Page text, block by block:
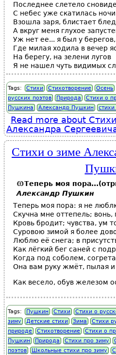
Последнее слетело
С небес уже скатилась ночи
Взошла заря, блистает
А вкруг меня глухое
Уж нет ее... я был у берегов,
Где милая ходила в вечер
На берегу, на зелени лугов
Я не нашел чуть видимых
Tags: Стихи Стихотворение Осень
русских поэтов
Природа Стихи о
Пушкина
Александр Пушкин
Read more about
Александра
Стихи о зиме
Теперь моя
Александр Пушкин
Теперь моя пора: я не
Скучна мне оттепель; вонь,
Кровь бродит; чувства, ум
Суровою зимой я более
Люблю её снега; в
Как лёгкий бег саней с
Когда под соболем,
Она вам руку жмёт, пылая
Как весело, обув железом
Tags: Пушкин Стихи Стихи о
зиму
Детские стихи Зима Стихи
природе
Стихотворение Стихи о
Пушкин
Природа Стихи про зиму
поэтов
Школьные стихи про зиму